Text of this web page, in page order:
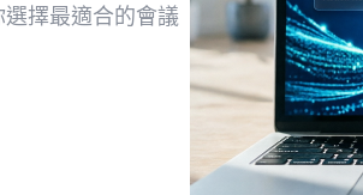
擇最適合的會議